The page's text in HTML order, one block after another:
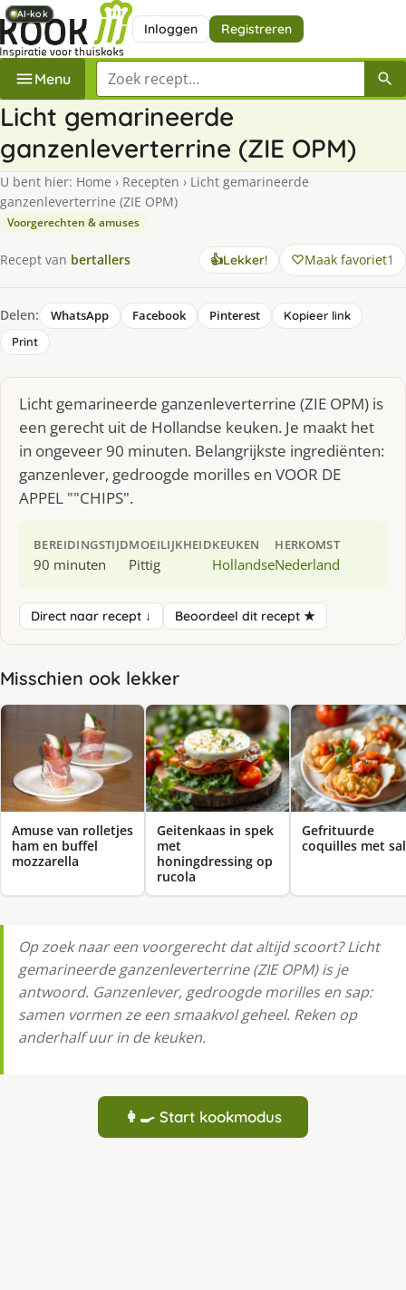
Inloggen Registreren
Menu Zoek een recept
Licht gemarineerde
ganzenleverterrine (ZIE OPM)
U bent hier: Home › Recepten › Licht gemarineerde
ganzenleverterrine (ZIE OPM)
Voorgerechten & amuses
Recept van bertallers 👍Lekker! Maak favoriet1
Delen: WhatsApp Facebook Pinterest
Kopieer link
Print
Licht gemarineerde ganzenleverterrine (ZIE OPM) is
een gerecht uit de Hollandse keuken. Je maakt het
in ongeveer 90 minuten. Belangrijkste ingrediënten:
ganzenlever, gedroogde morilles en VOOR DE
APPEL ""CHIPS".
BEREIDINGSTIJD
90 minuten
MOEILIJKHEID
Pittig
KEUKEN
Hollandse
HERKOMST
Nederland
Direct naar recept ↓ Beoordeel dit recept ★
Misschien ook lekker
Amuse van rolletjes
ham en buffel
mozzarella
AI-kok
Geitenkaas in spek
met
honingdressing op
rucola
AI-kok
Gefrituurde
coquilles met
AI-kok
AI-kok
Op zoek naar een voorgerecht dat altijd scoort? Licht
gemarineerde ganzenleverterrine (ZIE OPM) is je
antwoord. Ganzenlever, gedroogde morilles en sap:
samen vormen ze een smaakvol geheel. Reken op
anderhalf uur in de keuken.
👩‍🍳 Start kookmodus